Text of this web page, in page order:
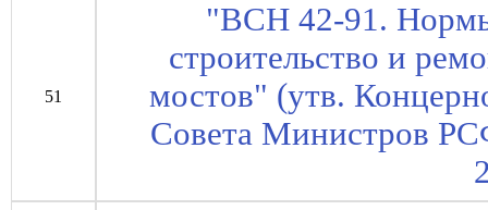
51
"ВСН 42-91. Нормы
строительство и
мостов" (утв.
Совета Министров